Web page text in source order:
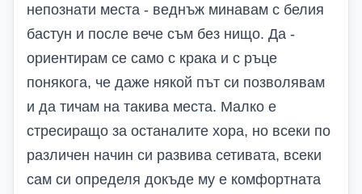
непознати места - веднъж минавам с белия
бастун и после вече съм без нищо. Да -
ориентирам се само с крака и с ръце
понякога, че даже някой път си позволявам
и да тичам на такива места. Малко е
стресиращо за останалите хора, но всеки по
различен начин си развива сетивата, всеки
сам си определя докъде му е комфортната